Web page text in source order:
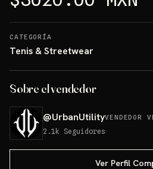
CATEGORÍA
Tenis & Streetwear
Sobre el vendedor
@UrbanUtilityVENDEDOR
2.1k Seguidores
Ver Perfil